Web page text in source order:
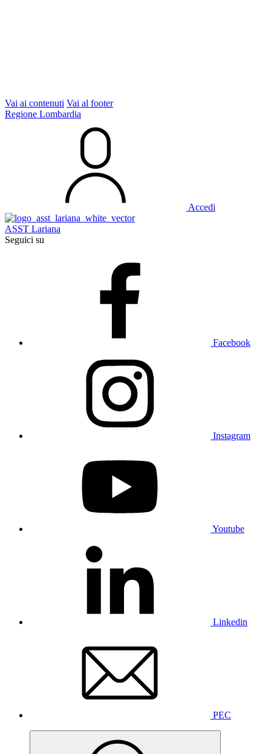
Vai ai contenuti Vai al footer
Regione Lombardia
Accedi
ASST Lariana
Seguici su
Facebook
Instagram
Youtube
Linkedin
PEC